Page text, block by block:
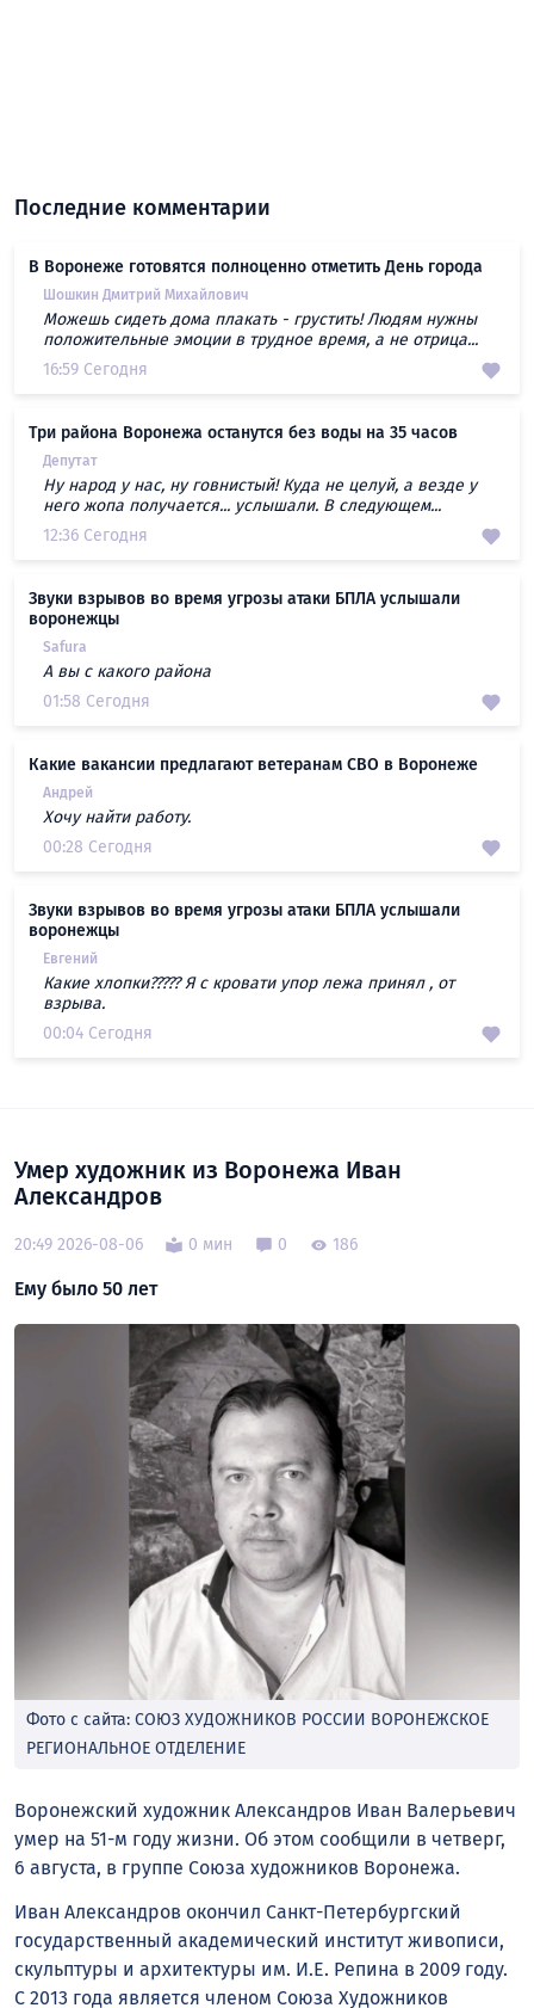
Последние комментарии
В Воронеже готовятся полноценно отметить День города
Шошкин Дмитрий Михайлович
Можешь сидеть дома плакать - грустить! Людям нужны
положительные эмоции в трудное время, а не отрица...
16:59 Сегодня
Три района Воронежа останутся без воды на 35 часов
Депутат
Ну народ у нас, ну говнистый! Куда не целуй, а везде у
него жопа получается... услышали. В следующем...
12:36 Сегодня
Звуки взрывов во время угрозы атаки БПЛА услышали
воронежцы
Safura
А вы с какого района
01:58 Сегодня
Какие вакансии предлагают ветеранам СВО в Воронеже
Андрей
Хочу найти работу.
00:28 Сегодня
Звуки взрывов во время угрозы атаки БПЛА услышали
воронежцы
Евгений
Какие хлопки????? Я с кровати упор лежа принял , от
взрыва.
00:04 Сегодня
Умер художник из Воронежа Иван
Александров
20:49 2026-08-06 0 мин 0 186
Ему было 50 лет
Фото с сайта: СОЮЗ ХУДОЖНИКОВ РОССИИ ВОРОНЕЖСКОЕ
РЕГИОНАЛЬНОЕ ОТДЕЛЕНИЕ
Воронежский художник Александров Иван Валерьевич
умер на 51-м году жизни. Об этом сообщили в четверг,
6 августа, в группе Союза художников Воронежа.
Иван Александров окончил Санкт-Петербургский
государственный академический институт живописи,
скульптуры и архитектуры им. И.Е. Репина в 2009 году.
С 2013 года является членом Союза Художников